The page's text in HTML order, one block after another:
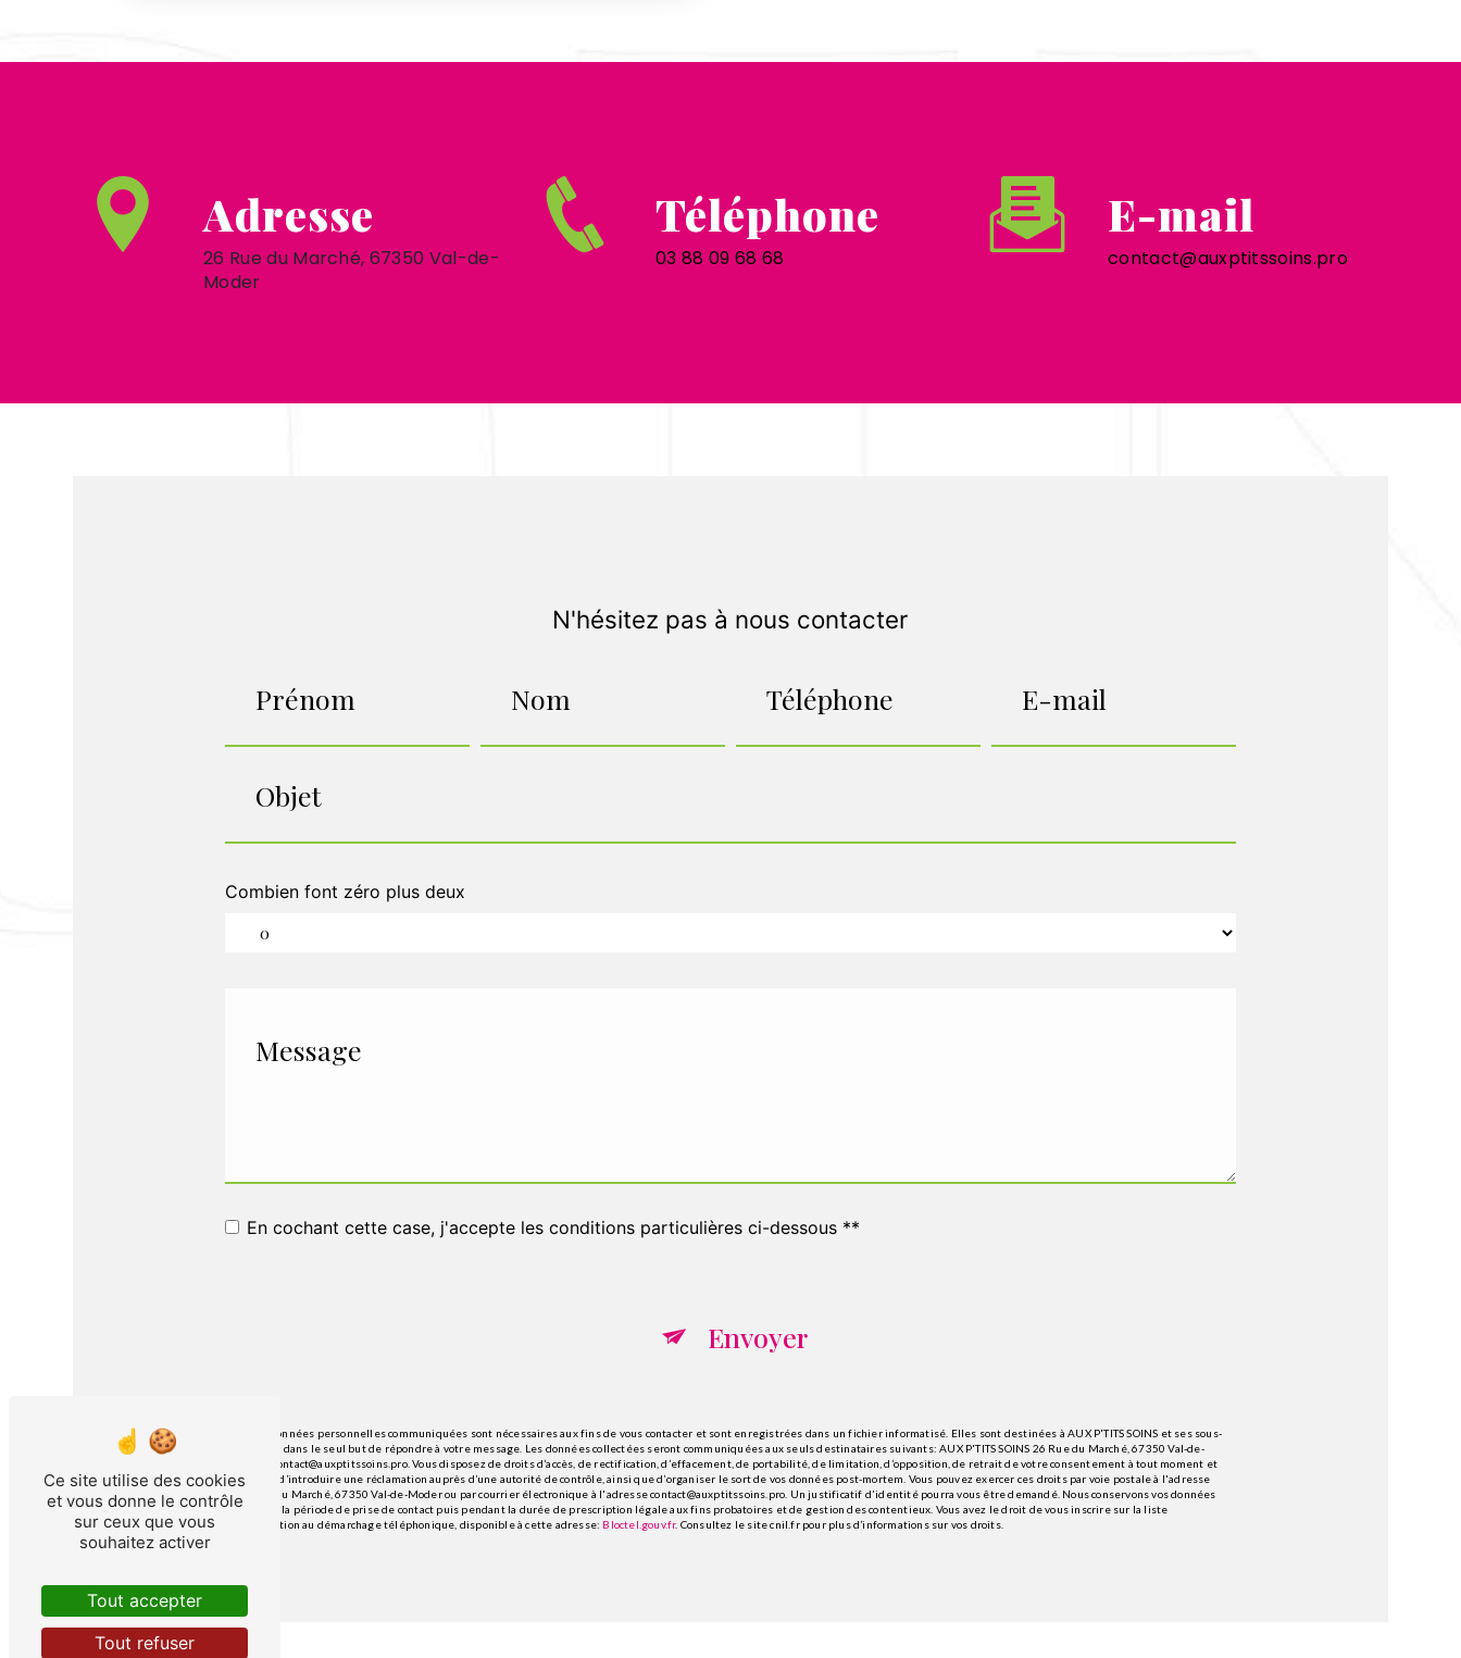
Adresse
26 Rue du Marché, 67350 Val-de-
Moder
Téléphone
03 88 09 68 68
E-mail
contact@auxptitssoins.pro
N'hésitez pas à nous contacter
Combien font zéro plus deux
En cochant cette case, j'accepte les conditions particulières ci-dessous **
Envoyer
** Les données personnelles communiquées sont nécessaires aux fins de vous contacter et sont enregistrées dans un fichier informatisé. Elles sont destinées à AUX P'TITS SOINS et ses sous-
traitants dans le seul but de répondre à votre message. Les données collectées seront communiquées aux seuls destinataires suivants: AUX P'TITS SOINS 26 Rue du Marché, 67350 Val-de-
Moder contact@auxptitssoins.pro. Vous disposez de droits d’accès, de rectification, d’effacement, de portabilité, de limitation, d’opposition, de retrait de votre consentement à tout moment et
du droit d’introduire une réclamation auprès d’une autorité de contrôle, ainsi que d’organiser le sort de vos données post-mortem. Vous pouvez exercer ces droits par voie postale à l'adresse
26 Rue du Marché, 67350 Val-de-Moder ou par courrier électronique à l'adresse contact@auxptitssoins.pro. Un justificatif d'identité pourra vous être demandé. Nous conservons vos données
pendant la période de prise de contact puis pendant la durée de prescription légale aux fins probatoires et de gestion des contentieux. Vous avez le droit de vous inscrire sur la liste
d'opposition au démarchage téléphonique, disponible à cette adresse: Bloctel.gouv.fr. Consultez le site cnil.fr pour plus d’informations sur vos droits.
Ce site utilise des cookies
et vous donne le contrôle
sur ceux que vous
souhaitez activer
Tout accepter
Tout refuser